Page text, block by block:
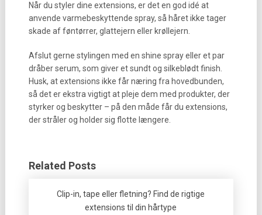
Når du styler dine extensions, er det en god idé at
anvende varmebeskyttende spray, så håret ikke tager
skade af føntørrer, glattejern eller krøllejern.
Afslut gerne stylingen med en shine spray eller et par
dråber serum, som giver et sundt og silkeblødt finish.
Husk, at extensions ikke får næring fra hovedbunden,
så det er ekstra vigtigt at pleje dem med produkter, der
styrker og beskytter – på den måde får du extensions,
der stråler og holder sig flotte længere.
Related Posts
Clip-in, tape eller fletning? Find de rigtige
extensions til din hårtype